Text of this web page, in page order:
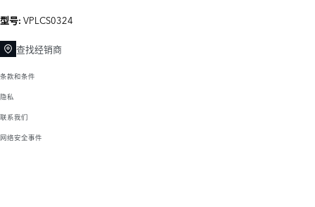
型号: VPLCS0324
查找经销商
条款和条件
隐私
联系我们
网络安全事件